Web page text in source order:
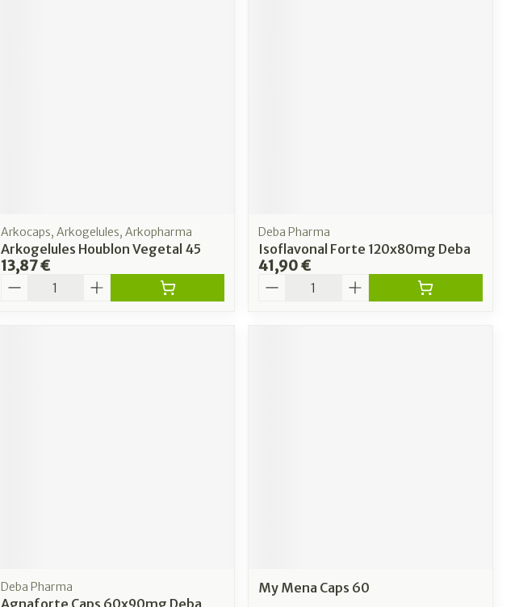
Arkocaps, Arkogelules, Arkopharma
Arkogelules Houblon Vegetal 45
13,87 €
Quantité
Deba Pharma
Isoflavonal Forte 120x80mg Deba
41,90 €
Quantité
Deba Pharma My Mena Caps 60